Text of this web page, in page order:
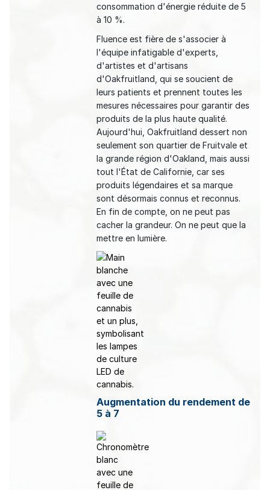
consommation d'énergie réduite de 5
à 10 %.
Fluence est fière de s'associer à
l'équipe infatigable d'experts,
d'artistes et d'artisans
d'Oakfruitland, qui se soucient de
leurs patients et prennent toutes les
mesures nécessaires pour garantir des
produits de la plus haute qualité.
Aujourd'hui, Oakfruitland dessert non
seulement son quartier de Fruitvale et
la grande région d'Oakland, mais aussi
tout l'État de Californie, car ses
produits légendaires et sa marque
sont désormais connus et reconnus.
En fin de compte, on ne peut pas
cacher la grandeur. On ne peut que la
mettre en lumière.
Augmentation du rendement de
5 à 7